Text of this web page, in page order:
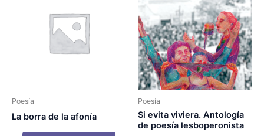
Poesía
La borra de la afonía
Poesía
Si evita viviera. Antología
de poesía lesboperonista